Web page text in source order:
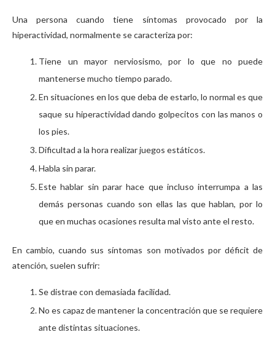
Una persona cuando tiene síntomas provocado por la
hiperactividad, normalmente se caracteriza por:
Tiene un mayor nerviosismo, por lo que no puede
mantenerse mucho tiempo parado.
En situaciones en los que deba de estarlo, lo normal es que
saque su hiperactividad dando golpecitos con las manos o
los pies.
Dificultad a la hora realizar juegos estáticos.
Habla sin parar.
Este hablar sin parar hace que incluso interrumpa a las
demás personas cuando son ellas las que hablan, por lo
que en muchas ocasiones resulta mal visto ante el resto.
En cambio, cuando sus síntomas son motivados por déficit de
atención, suelen sufrir:
Se distrae con demasiada facilidad.
No es capaz de mantener la concentración que se requiere
ante distintas situaciones.